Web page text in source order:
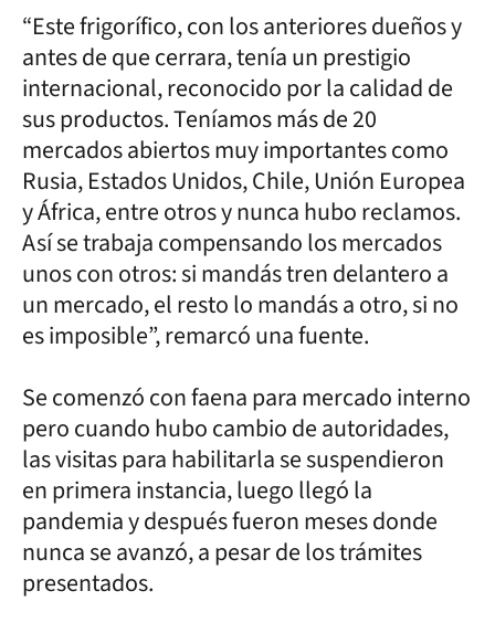
“Este frigorífico, con los anteriores dueños y
antes de que cerrara, tenía un prestigio
internacional, reconocido por la calidad de
sus productos. Teníamos más de 20
mercados abiertos muy importantes como
Rusia, Estados Unidos, Chile, Unión Europea
y África, entre otros y nunca hubo reclamos.
Así se trabaja compensando los mercados
unos con otros: si mandás tren delantero a
un mercado, el resto lo mandás a otro, si no
es imposible”, remarcó una fuente.
Se comenzó con faena para mercado interno
pero cuando hubo cambio de autoridades,
las visitas para habilitarla se suspendieron
en primera instancia, luego llegó la
pandemia y después fueron meses donde
nunca se avanzó, a pesar de los trámites
presentados.